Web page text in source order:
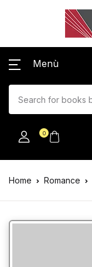
Menù
0
Home Romance